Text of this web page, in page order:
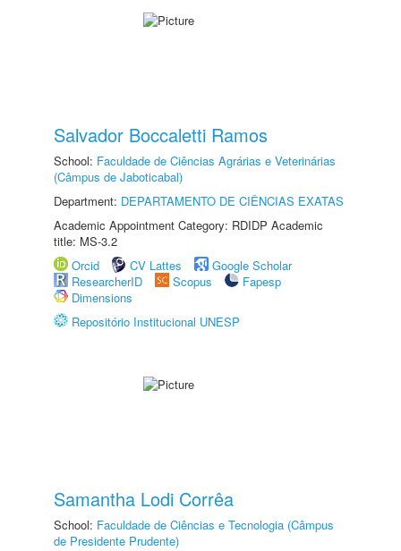
Salvador Boccaletti Ramos
School: Faculdade de Ciências Agrárias e Veterinárias
(Câmpus de Jaboticabal)
Department: DEPARTAMENTO DE CIÊNCIAS EXATAS
Academic Appointment Category: RDIDP Academic
title: MS-3.2
Orcid
CV Lattes
Google Scholar
ResearcherID
Scopus
Fapesp
Dimensions
Repositório Institucional UNESP
Samantha Lodi Corrêa
School: Faculdade de Ciências e Tecnologia (Câmpus
de Presidente Prudente)